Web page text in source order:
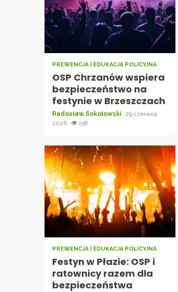
PREWENCJA I EDUKACJA POLICYJNA
OSP Chrzanów wspiera
bezpieczeństwo na
festynie w Brzeszczach
Radosław Sokołowski
29 czerwca
2026
158
PREWENCJA I EDUKACJA POLICYJNA
Festyn w Płazie: OSP i
ratownicy razem dla
bezpieczeństwa